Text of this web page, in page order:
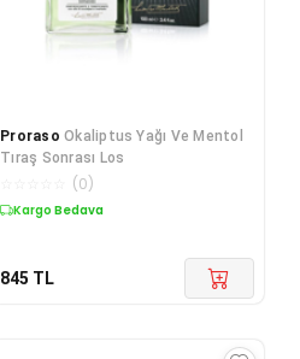
Proraso Okaliptus Yağı Ve Mentol
Tıraş Sonrası Los
(0)
Kargo Bedava
845 TL